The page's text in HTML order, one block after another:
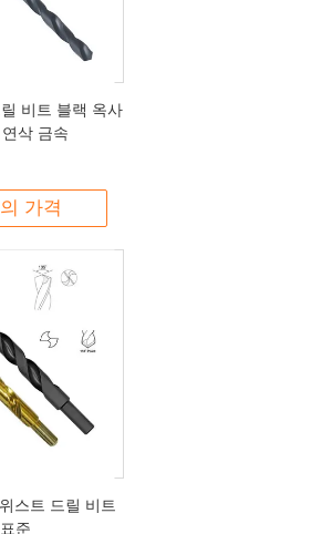
비트 블랙 옥사
삭 금속
가격
스트 드릴 비트
준